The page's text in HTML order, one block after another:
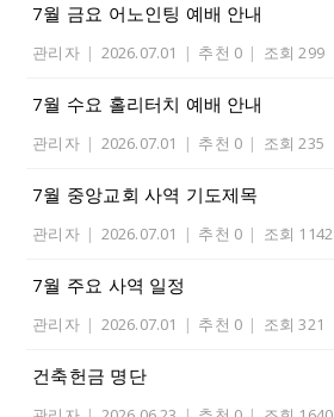
7월 금요 어노인팅 예배 안내
관리자 | 2026.07.01 | 추천 0 | 조회 299
7월 수요 홀리터치 예배 안내
관리자 | 2026.07.01 | 추천 0 | 조회 235
7월 중앙교회 사역 기도제목
관리자 | 2026.07.01 | 추천 0 | 조회 1142
7월 주요 사역 일정
관리자 | 2026.07.01 | 추천 0 | 조회 321
건축헌금 명단